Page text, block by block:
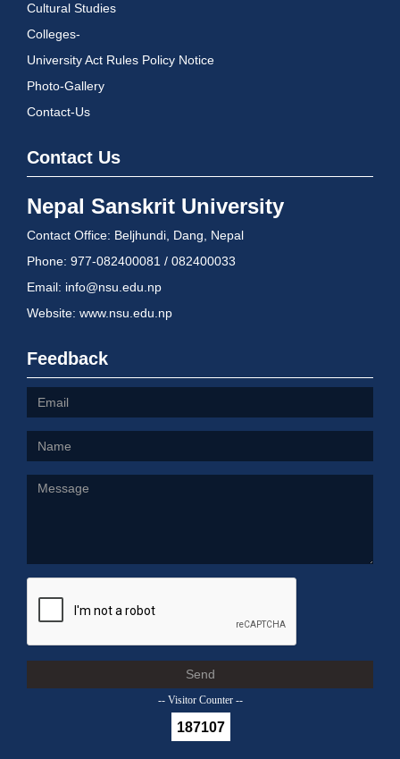
Cultural Studies
Colleges-
University Act Rules Policy Notice
Photo-Gallery
Contact-Us
Contact Us
Nepal Sanskrit University
Contact Office: Beljhundi, Dang, Nepal
Phone: 977-082400081 / 082400033
Email: info@nsu.edu.np
Website: www.nsu.edu.np
Feedback
Send
-- Visitor Counter --
187107